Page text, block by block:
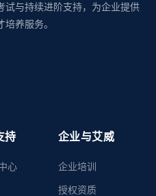
试与持续进阶支持，为企业提供
养服务。
持
心
企业与艾威
企业培训
授权资质